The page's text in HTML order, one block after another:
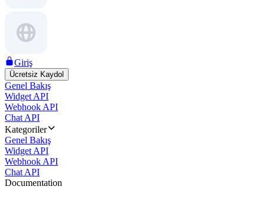
Giriş
Ücretsiz Kaydol
Genel Bakış
Widget API
Webhook API
Chat API
Kategoriler
Genel Bakış
Widget API
Webhook API
Chat API
Documentation